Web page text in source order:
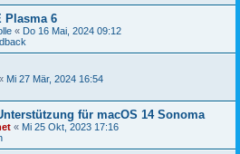
Plasma 6
« Do 16 Mai, 2024 09:12
Mi 27 Mär, 2024 16:54
für macOS 14 Sonoma
« Mi 25 Okt, 2023 17:16